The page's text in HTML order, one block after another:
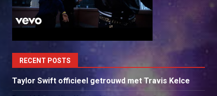
RECENT POSTS
Taylor Swift officieel getrouwd met Travis Kelce